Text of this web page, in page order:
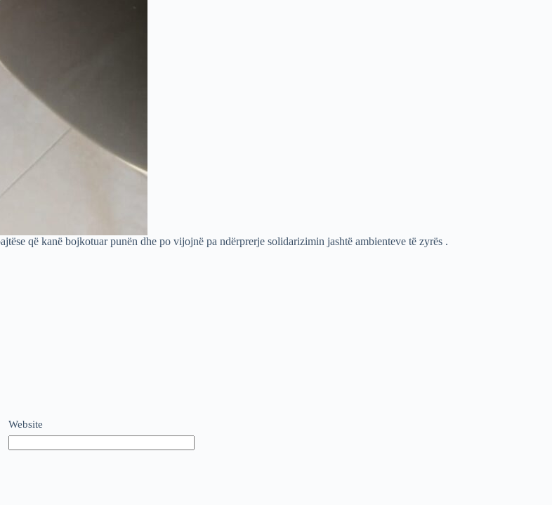
që kanë bojkotuar punën dhe po vijojnë pa ndërprerje solidarizimin jashtë ambienteve të zyrës .
Website